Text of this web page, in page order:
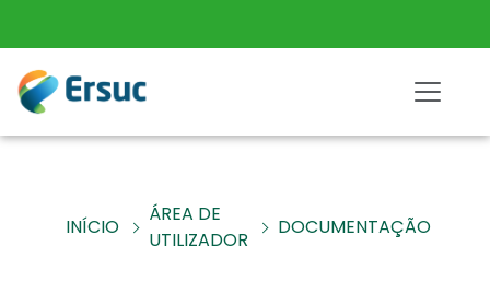
INÍCIO
ÁREA DE
UTILIZADOR
DOCUMENTAÇÃO